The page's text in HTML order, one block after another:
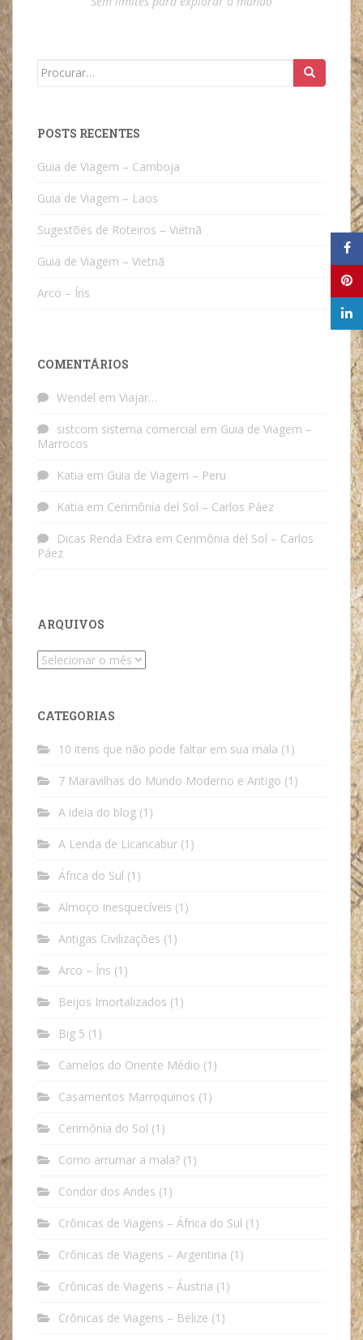
Search
POSTS RECENTES
Guia de Viagem – Camboja
Guia de Viagem – Laos
Sugestões de Roteiros – Vietnã
Guia de Viagem – Vietnã
Arco – Íris
COMENTÁRIOS
Wendel em Viajar…
sistcom sistema comercial em Guia de Viagem –
Marrocos
Katia em Guia de Viagem – Peru
Katia em Cerimônia del Sol – Carlos Páez
Dicas Renda Extra em Cerimônia del Sol – Carlos
Páez
ARQUIVOS
Arquivos
CATEGORIAS
10 itens que não pode faltar em sua mala (1)
7 Maravilhas do Mundo Moderno e Antigo (1)
A ideia do blog (1)
A Lenda de Licancabur (1)
África do Sul (1)
Almoço Inesquecíveis (1)
Antigas Civilizações (1)
Arco – Íris (1)
Beijos Imortalizados (1)
Big 5 (1)
Camelos do Oriente Médio (1)
Casamentos Marroquinos (1)
Cerimônia do Sol (1)
Como arrumar a mala? (1)
Condor dos Andes (1)
Crônicas de Viagens – África do Sul (1)
Crônicas de Viagens – Argentina (1)
Crônicas de Viagens – Áustria (1)
Crônicas de Viagens – Belize (1)